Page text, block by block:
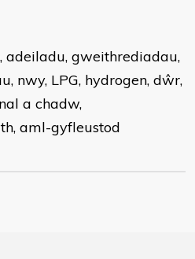
adeiladu, gweithrediadau,
nwy, LPG, hydrogen, dŵr,
a chadw,
aml-gyfleustod